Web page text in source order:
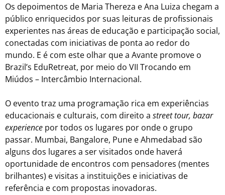
Os depoimentos de Maria Thereza e Ana Luiza chegam a
público enriquecidos por suas leituras de profissionais
experientes nas áreas de educação e participação social,
conectadas com iniciativas de ponta ao redor do
mundo. E é com este olhar que a Avante promove o
Brazil’s EduRetreat, por meio do VII Trocando em
Miúdos – Intercâmbio Internacional.
O evento traz uma programação rica em experiências
educacionais e culturais, com direito a street tour, bazar
experience por todos os lugares por onde o grupo
passar. Mumbai, Bangalore, Pune e Ahmedabad são
alguns dos lugares a ser visitados onde haverá
oportunidade de encontros com pensadores (mentes
brilhantes) e visitas a instituições e iniciativas de
referência e com propostas inovadoras.